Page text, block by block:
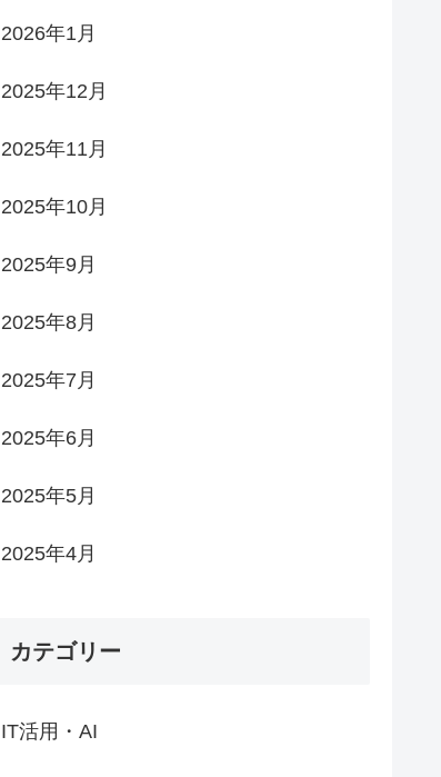
2026年1月
2025年12月
2025年11月
2025年10月
2025年9月
2025年8月
2025年7月
2025年6月
2025年5月
2025年4月
カテゴリー
IT活用・AI